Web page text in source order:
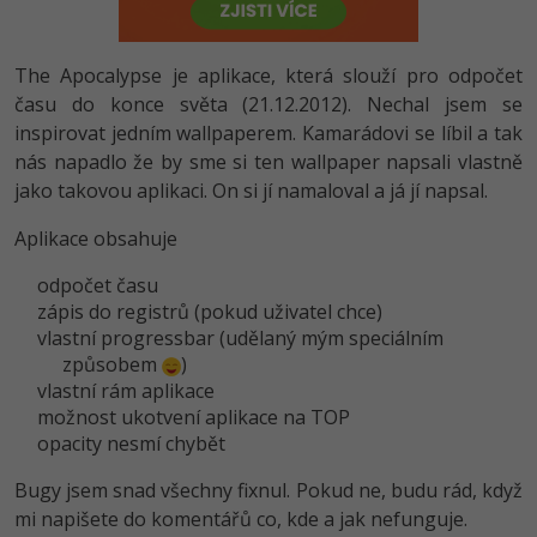
HTML5, CSS3, Bootstrap, SEO
SQL a databáze
Testování a verzování
Spring
ASP.NET MVC
Django
Best practices
PHP
JavaScript
Python
UML a návrhové vzory
MySQL/MariaDB
MS-SQL
SQLite
Vývojář mobilních aplikací
Specialista na AI a bigdata
C# Game developer
Webdesigner
Tester
Systémový administrátor
Grafik / UX/UI návrhář
3D grafik
Databázový analytik
-80%
JavaScript -80%
PHP -80%
C++ -80%
Swift -80%
Kotlin
C -80%
VB.NET
Návrh SW -80%
The Apocalypse je aplikace, která slouží pro odpočet
času do konce světa (21.12.2012). Nechal jsem se
inspirovat jedním wallpaperem. Kamarádovi se líbil a tak
nás napadlo že by sme si ten wallpaper napsali vlastně
jako takovou aplikaci. On si jí namaloval a já jí napsal.
Aplikace obsahuje
odpočet času
zápis do registrů (pokud uživatel chce)
vlastní progressbar (udělaný mým speciálním
způsobem
)
vlastní rám aplikace
možnost ukotvení aplikace na TOP
opacity nesmí chybět
Bugy jsem snad všechny fixnul. Pokud ne, budu rád, když
mi napišete do komentářů co, kde a jak nefunguje.